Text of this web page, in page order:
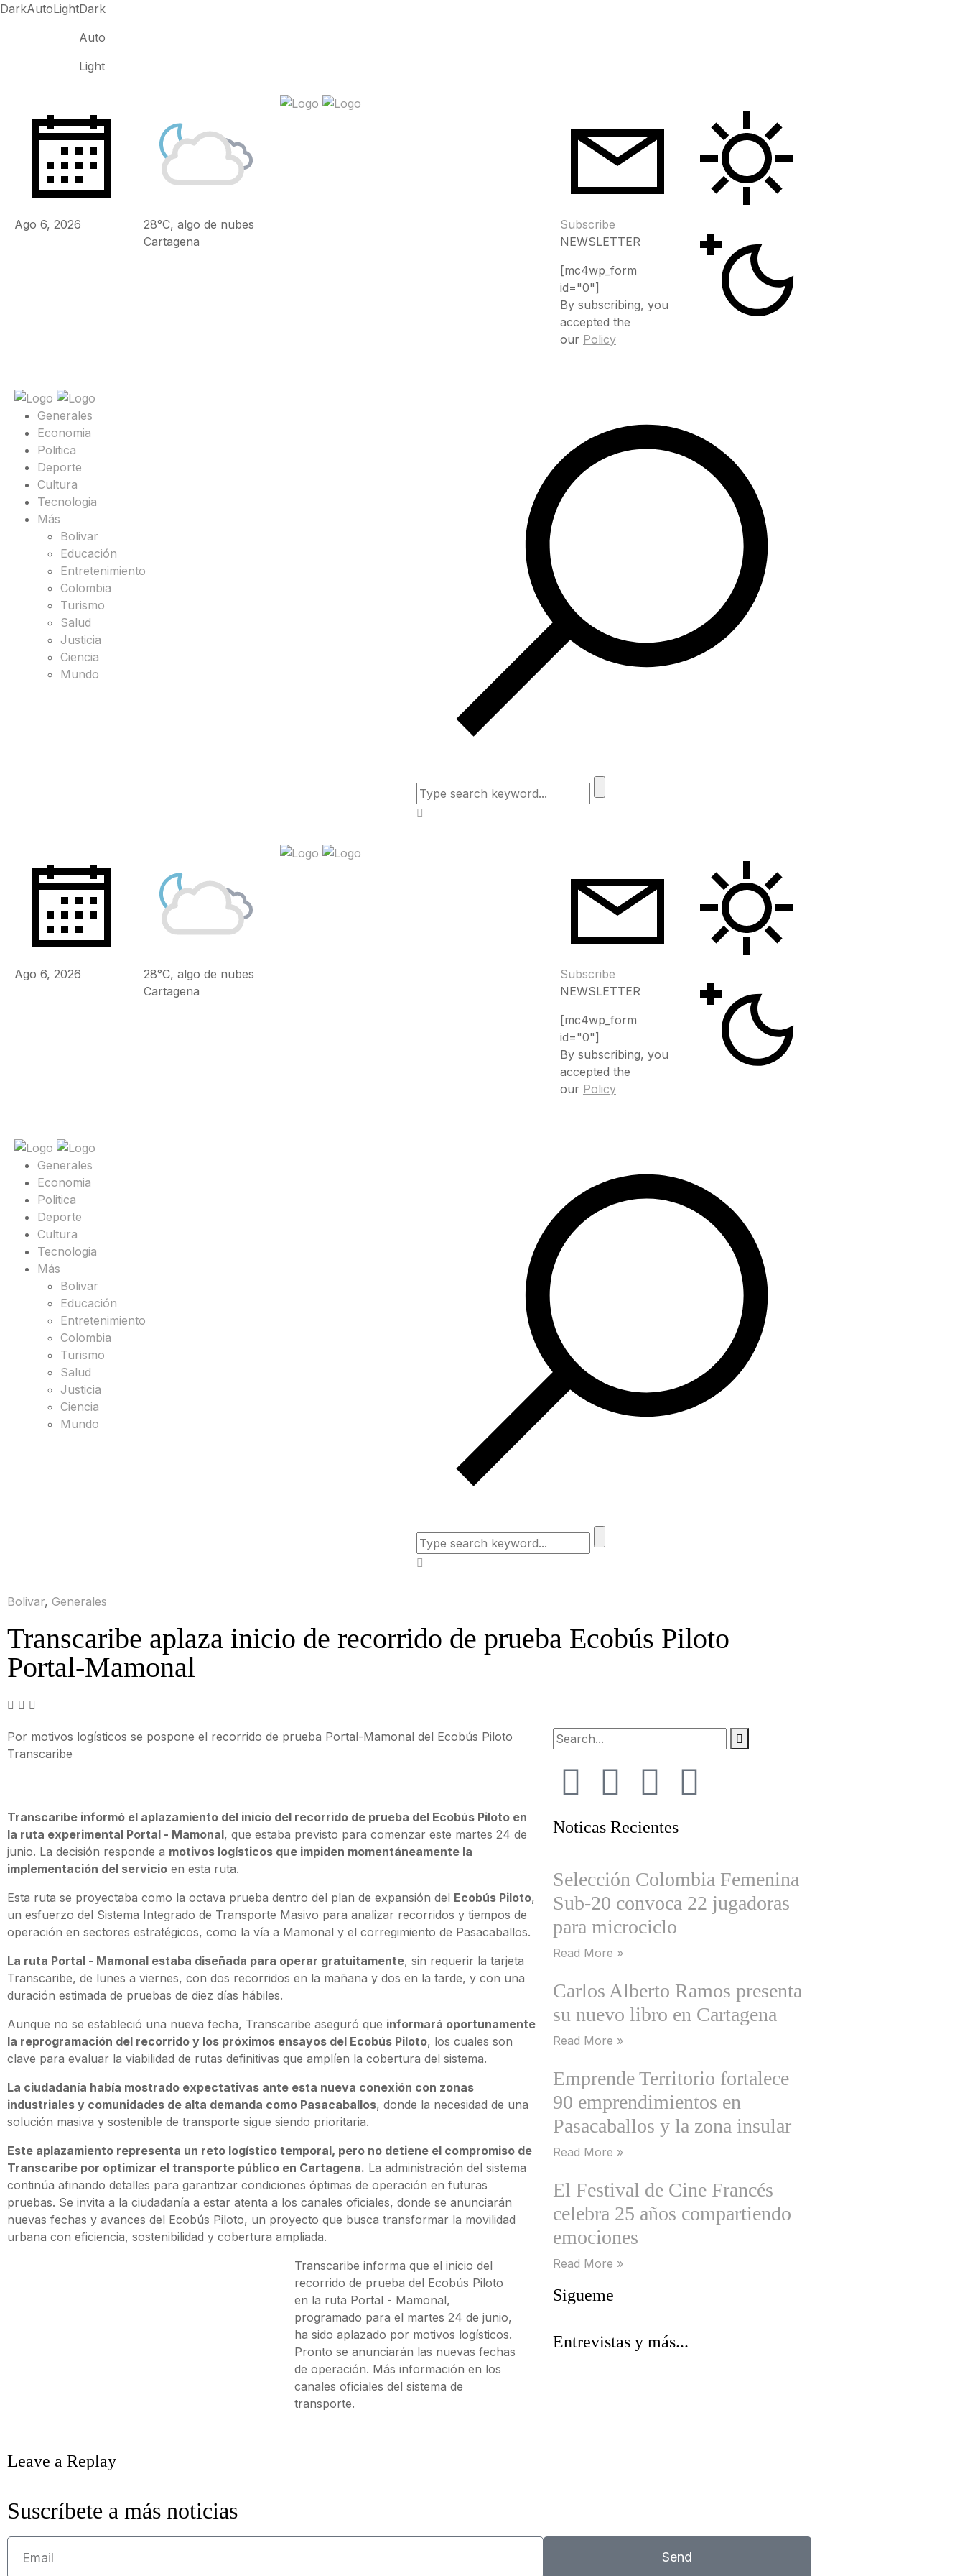
DarkAutoLightDark
Auto
Light
Ago 6, 2026
28°C, algo de nubes
Cartagena
Subscribe
NEWSLETTER
[mc4wp_form
id="0"]
By subscribing, you
accepted the
our Policy
Generales
Economia
Politica
Deporte
Cultura
Tecnologia
Más
Bolivar
Educación
Entretenimiento
Colombia
Turismo
Salud
Justicia
Ciencia
Mundo
Ago 6, 2026
28°C, algo de nubes
Cartagena
Subscribe
NEWSLETTER
[mc4wp_form
id="0"]
By subscribing, you
accepted the
our Policy
Generales
Economia
Politica
Deporte
Cultura
Tecnologia
Más
Bolivar
Educación
Entretenimiento
Colombia
Turismo
Salud
Justicia
Ciencia
Mundo
Bolivar, Generales
Transcaribe aplaza inicio de recorrido de prueba Ecobús Piloto
Portal-Mamonal
Por motivos logísticos se pospone el recorrido de prueba Portal-Mamonal del Ecobús Piloto
Transcaribe
Transcaribe informó el aplazamiento del inicio del recorrido de prueba del Ecobús Piloto en
la ruta experimental Portal - Mamonal, que estaba previsto para comenzar este martes 24 de
junio. La decisión responde a motivos logísticos que impiden momentáneamente la
implementación del servicio en esta ruta.
Esta ruta se proyectaba como la octava prueba dentro del plan de expansión del Ecobús Piloto,
un esfuerzo del Sistema Integrado de Transporte Masivo para analizar recorridos y tiempos de
operación en sectores estratégicos, como la vía a Mamonal y el corregimiento de Pasacaballos.
La ruta Portal - Mamonal estaba diseñada para operar gratuitamente, sin requerir la tarjeta
Transcaribe, de lunes a viernes, con dos recorridos en la mañana y dos en la tarde, y con una
duración estimada de pruebas de diez días hábiles.
Aunque no se estableció una nueva fecha, Transcaribe aseguró que informará oportunamente
la reprogramación del recorrido y los próximos ensayos del Ecobús Piloto, los cuales son
clave para evaluar la viabilidad de rutas definitivas que amplíen la cobertura del sistema.
La ciudadanía había mostrado expectativas ante esta nueva conexión con zonas
industriales y comunidades de alta demanda como Pasacaballos, donde la necesidad de una
solución masiva y sostenible de transporte sigue siendo prioritaria.
Este aplazamiento representa un reto logístico temporal, pero no detiene el compromiso de
Transcaribe por optimizar el transporte público en Cartagena. La administración del sistema
continúa afinando detalles para garantizar condiciones óptimas de operación en futuras
pruebas. Se invita a la ciudadanía a estar atenta a los canales oficiales, donde se anunciarán
nuevas fechas y avances del Ecobús Piloto, un proyecto que busca transformar la movilidad
urbana con eficiencia, sostenibilidad y cobertura ampliada.
Transcaribe informa que el inicio del
recorrido de prueba del Ecobús Piloto
en la ruta Portal - Mamonal,
programado para el martes 24 de junio,
ha sido aplazado por motivos logísticos.
Pronto se anunciarán las nuevas fechas
de operación. Más información en los
canales oficiales del sistema de
transporte.
Leave a Replay
Noticas Recientes
Selección Colombia Femenina
Sub-20 convoca 22 jugadoras
para microciclo
Read More »
Carlos Alberto Ramos presenta
su nuevo libro en Cartagena
Read More »
Emprende Territorio fortalece
90 emprendimientos en
Pasacaballos y la zona insular
Read More »
El Festival de Cine Francés
celebra 25 años compartiendo
emociones
Read More »
Sigueme
Entrevistas y más...
Suscríbete a más noticias
Send